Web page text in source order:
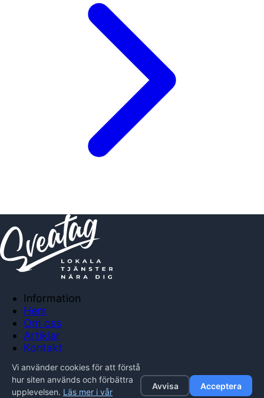
Information
Hem
Om oss
Artiklar
Kontakt
Integritetspolicy
Vi använder cookies för att förstå
hur siten används och förbättra
upplevelsen. Läs mer i vår
Avvisa Acceptera